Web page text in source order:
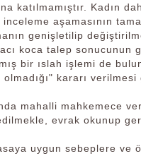
Kadın
aşamasının
genişletilip
koca talep sonucunun
bir ıslah işlemi de
kararı verilmesi
mahalli mahkemece
evrak okunup
uygun sebeplere